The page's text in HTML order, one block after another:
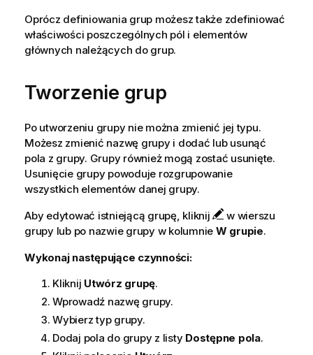
Oprócz definiowania grup możesz także zdefiniować
właściwości poszczególnych pól i elementów
głównych należących do grup.
Tworzenie grup
Po utworzeniu grupy nie można zmienić jej typu.
Możesz zmienić nazwę grupy i dodać lub usunąć
pola z grupy. Grupy również mogą zostać usunięte.
Usunięcie grupy powoduje rozgrupowanie
wszystkich elementów danej grupy.
Aby edytować istniejącą grupę, kliknij
w wierszu
grupy lub po nazwie grupy w kolumnie W grupie.
Wykonaj następujące czynności:
Kliknij Utwórz grupę.
Wprowadź nazwę grupy.
Wybierz typ grupy.
Dodaj pola do grupy z listy Dostępne pola.